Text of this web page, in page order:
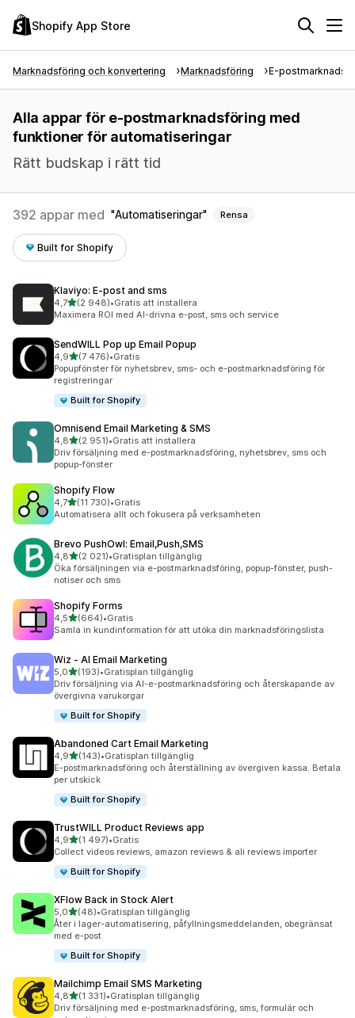
Shopify App Store
Marknadsföring och konvertering Marknadsföring E-
Alla appar för e-postmarknadsföring med
funktioner för automatiseringar
Rätt budskap i rätt tid
392 appar med Automatiseringar Rensa
Built for Shopify
Klaviyo: E‑post and sms
4,7av 5 stjärnor
(2 948)
2948 recensioner totalt
•Gratis att installera
Maximera ROI med AI-drivna e-post, sms och service
SendWILL Pop up Email Popup
4,9av 5 stjärnor
(7 476)
7476 recensioner totalt
•Gratis
Popupfönster för nyhetsbrev, sms- och e-postmarknadsföring för
registreringar
Built for Shopify
Omnisend Email Marketing & SMS
4,8av 5 stjärnor
(2 951)
2951 recensioner totalt
•Gratis att installera
Driv försäljning med e-postmarknadsföring, nyhetsbrev, sms och
popup-fönster
Shopify Flow
4,7av 5 stjärnor
(11 730)
11730 recensioner totalt
•Gratis
Automatisera allt och fokusera på verksamheten
Brevo PushOwl: Email,Push,SMS
4,8av 5 stjärnor
(2 021)
2021 recensioner totalt
•Gratisplan tillgänglig
Öka försäljningen via e-postmarknadsföring, popup-fönster, push-
notiser och sms
Shopify Forms
4,5av 5 stjärnor
(664)
664 recensioner totalt
•Gratis
Samla in kundinformation för att utöka din marknadsföringslista
Wiz ‑ AI Email Marketing
5,0av 5 stjärnor
(193)
193 recensioner totalt
•Gratisplan tillgänglig
Driv försäljning via AI-e-postmarknadsföring och återskapande av
övergivna varukorgar
Built for Shopify
Abandoned Cart Email Marketing
4,9av 5 stjärnor
(143)
143 recensioner totalt
•Gratisplan tillgänglig
E-postmarknadsföring och återställning av övergiven kassa. Betala
per utskick
Built for Shopify
TrustWILL Product Reviews app
4,9av 5 stjärnor
(1 497)
1497 recensioner totalt
•Gratis
Collect videos reviews, amazon reviews & ali reviews importer
Built for Shopify
XFlow Back in Stock Alert
5,0av 5 stjärnor
(48)
48 recensioner totalt
•Gratisplan tillgänglig
Åter i lager-automatisering, påfyllningsmeddelanden, obegränsat
med e-post
Built for Shopify
Mailchimp Email SMS Marketing
4,8av 5 stjärnor
(1 331)
1331 recensioner totalt
•Gratisplan tillgänglig
Driv försäljning med e-postmarknadsföring, sms, formulär och